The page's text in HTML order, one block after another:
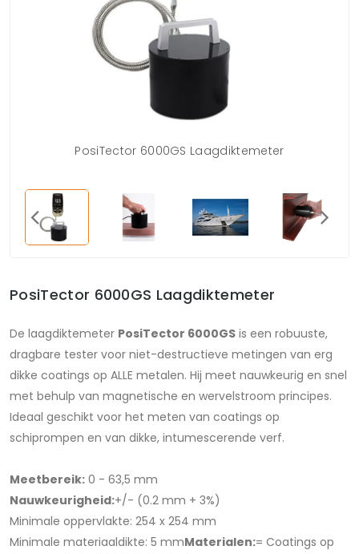
PosiTector 6000GS Laagdiktemeter
PosiTector 6000GS Laagdiktemeter
De laagdiktemeter PosiTector 6000GS is een robuuste,
dragbare tester voor niet-destructieve metingen van erg
dikke coatings op ALLE metalen. Hij meet nauwkeurig en snel
met behulp van magnetische en wervelstroom principes.
Ideaal geschikt voor het meten van coatings op
schiprompen en van dikke, intumescerende verf.
Meetbereik: 0 - 63,5 mm
Nauwkeurigheid:+/- (0.2 mm + 3%)
Minimale oppervlakte: 254 x 254 mm
Minimale materiaaldikte: 5 mmMaterialen:= Coatings op